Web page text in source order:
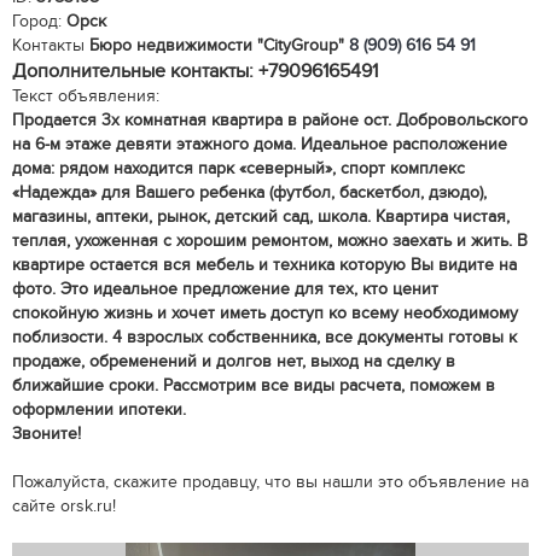
Город: Орск
Контакты Бюро недвижимости "CityGroup" 8 (909) 616 54 91
Дополнительные контакты: +79096165491
Текст объявления:
Продается 3х комнатная квартира в районе ост. Добровольского
на 6-м этаже девяти этажного дома. Идеальное расположение
дома: рядом находится парк «северный», спорт комплекс
«Надежда» для Вашего ребенка (футбол, баскетбол, дзюдо),
магазины, аптеки, рынок, детский сад, школа. Квартира чистая,
теплая, ухоженная с хорошим ремонтом, можно заехать и жить. В
квартире остается вся мебель и техника которую Вы видите на
фото. Это идеальное предложение для тех, кто ценит
спокойную жизнь и хочет иметь доступ ко всему необходимому
поблизости. 4 взрослых собственника, все документы готовы к
продаже, обременений и долгов нет, выход на сделку в
ближайшие сроки. Рассмотрим все виды расчета, поможем в
оформлении ипотеки.
Звоните!
Пожалуйста, скажите продавцу, что вы нашли это объявление на
сайте orsk.ru!